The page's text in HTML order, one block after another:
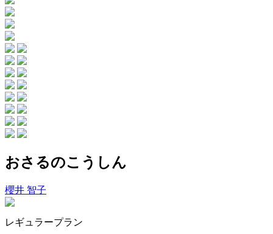
おさるのこうしん
櫻井 智子
レギュラープラン